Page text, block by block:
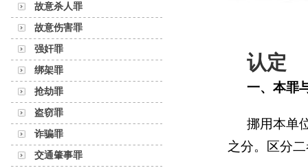
故意杀人罪
故意伤害罪
强奸罪
绑架罪
抢劫罪
盗窃罪
诈骗罪
交通肇事罪
认定
一、 本罪
挪用本单
之分。区分